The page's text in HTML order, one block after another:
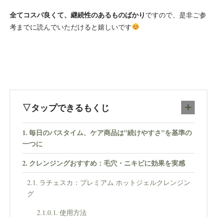
全てコスパ良くて、継続性のあるものばかり ですので、是非ご参
考までに読んでいただけると嬉しいです
▽タップできるもくじ
毎日のバスタイム、ケア商品は”続けやすさ”を基準の
一つに
クレンジングおすすめ：毛穴・ニキビに効果を実感
ラチェスカ：プレミアム ホットジェルクレンジン
グ
使用方法